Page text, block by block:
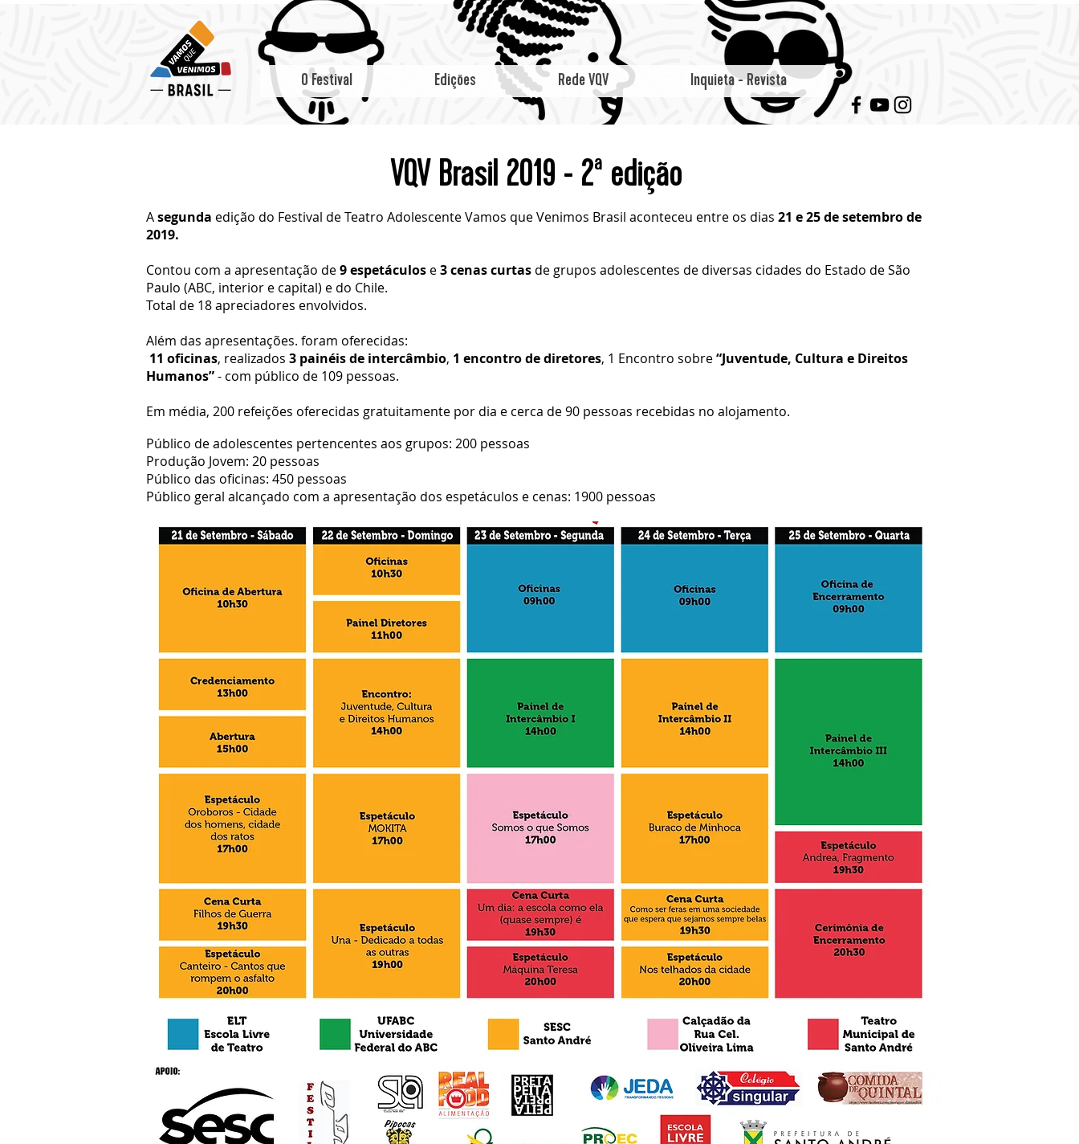
O Festival Edições Rede VQV Inquieta - Revista
VQV Brasil 2019 - 2ª edição
Asegunda edição do Festival de Teatro Adolescente Vamos que Venimos Brasil aconteceu entre os dias 21 e 25 de setembro de
2019.
Contou com a apresentação de9 espetáculos e3 cenas curtas de grupos adolescentes de diversas cidades do Estado de São
Paulo (ABC, interior e capital) e do Chile.
Total de 18 apreciadores envolvidos.
Além das apresentações. foram oferecidas:
11 oficinas, realizados 3 painéis de intercâmbio, 1 encontro de diretores, 1 Encontro sobre“Juventude, Cultura e Direitos
Humanos”- com público de 109 pessoas.
Em média, 200 refeições oferecidas gratuitamente por dia e cerca de 90 pessoas recebidas no alojamento.
Público de adolescentes pertencentes aos grupos: 200 pessoas
Produção Jovem: 20 pessoas
Público das oficinas: 450 pessoas
Público geral alcançado com a apresentação dos espetáculos e cenas: 1900 pessoas